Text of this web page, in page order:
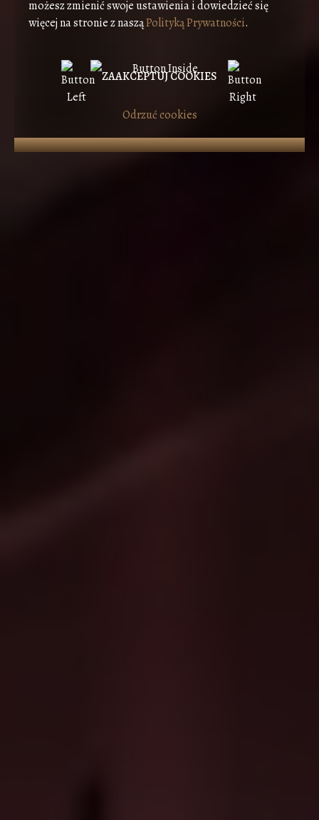
możesz zmienić swoje ustawienia i dowiedzieć się
więcej na stronie z nasząPolityką Prywatności.
ZAAKCEPTUJ COOKIES
Odrzuć cookies